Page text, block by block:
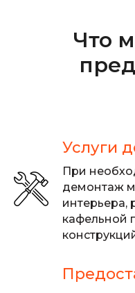
Что
Услуги
При
демонтаж
интерьера,
кафельной